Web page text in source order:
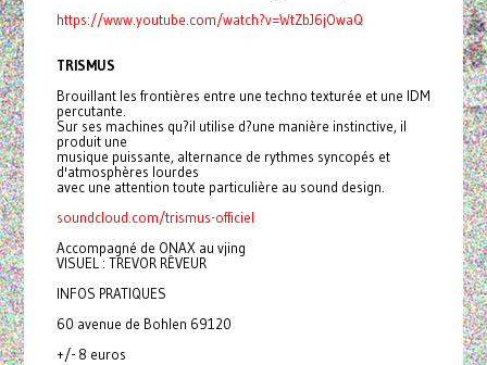
https://www.youtube.com/watch?v=WtZbJ6jOwaQ
TRISMUS
Brouillant les frontières entre une techno texturée et une IDM
percutante.
Sur ses machines qu?il utilise d?une manière instinctive, il
produit une
musique puissante, alternance de rythmes syncopés et
d'atmosphères lourdes
avec une attention toute particulière au sound design.
soundcloud.com/trismus-officiel
Accompagné de ONAX au vjing
VISUEL : TREVOR RÊVEUR
INFOS PRATIQUES
60 avenue de Bohlen 69120
+/- 8 euros